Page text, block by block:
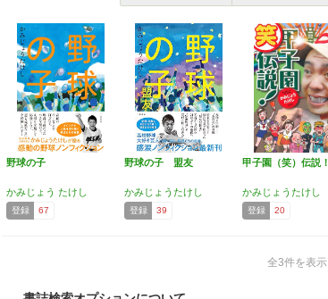
野球の子
かみじょう たけし
登録 67
野球の子 盟友
かみじょうたけし
登録 39
甲子園（笑）伝説！
かみじょうたけし
登録 20
全3件を表示